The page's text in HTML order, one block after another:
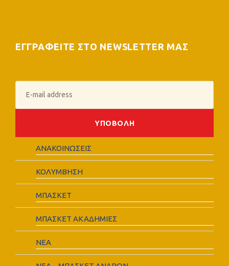
ΕΓΓΡΑΦΕΙΤΕ ΣΤΟ NEWSLETTER ΜΑΣ
ΑΝΑΚΟΙΝΩΣΕΙΣ
ΚΟΛΥΜΒΗΣΗ
ΜΠΑΣΚΕΤ
ΜΠΑΣΚΕΤ ΑΚΑΔΗΜΙΕΣ
ΝΕΑ